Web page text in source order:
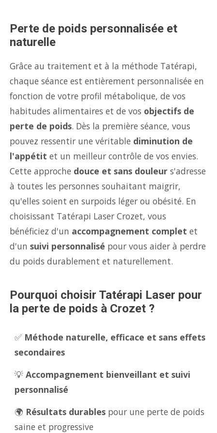
Perte de poids personnalisée et
naturelle
Grâce au traitement et à la méthode Tatérapi,
chaque séance est entièrement personnalisée en
fonction de votre profil métabolique, de vos
habitudes alimentaires et de vos objectifs de
perte de poids. Dès la première séance, vous
pouvez ressentir une véritable diminution de
l'appétit et un meilleur contrôle de vos envies.
Cette approche douce et sans douleur s'adresse
à toutes les personnes souhaitant maigrir,
qu'elles soient en surpoids léger ou obésité. En
choisissant Tatérapi Laser Crozet, vous
bénéficiez d'un accompagnement complet et
d'un suivi personnalisé pour vous aider à perdre
du poids durablement et naturellement.
Pourquoi choisir Tatérapi Laser pour
la perte de poids à Crozet ?
✅ Méthode naturelle, efficace et sans effets
secondaires
💡 Accompagnement bienveillant et suivi
personnalisé
🌍 Résultats durables pour une perte de poids
saine et progressive